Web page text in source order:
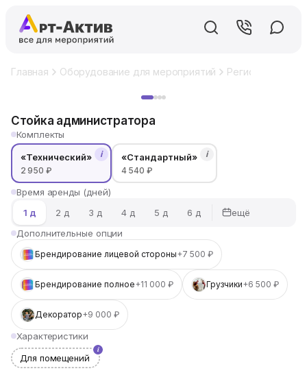
Главная Оборудование для мероприятий Регистрация на
Стойка администратора
Комплекты
«Технический»
2 950 ₽
i «Стандартный»
4 540 ₽
i
Время аренды (дней)
1 д
2 д 3 д 4 д 5 д 6 д
ещё
Дополнительные опции
Брендирование лицевой стороны+7 500 ₽
Брендирование полное+11 000 ₽ Грузчики+6 500 ₽
Декоратор+9 000 ₽
Характеристики
Для помещений